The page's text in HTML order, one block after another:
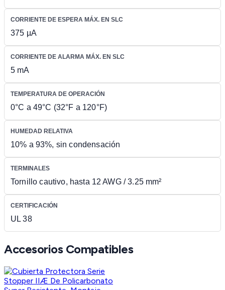
CORRIENTE DE ESPERA MÁX. EN SLC
375 µA
CORRIENTE DE ALARMA MÁX. EN SLC
5 mA
TEMPERATURA DE OPERACIÓN
0°C a 49°C (32°F a 120°F)
HUMEDAD RELATIVA
10% a 93%, sin condensación
TERMINALES
Tornillo cautivo, hasta 12 AWG / 3.25 mm²
CERTIFICACIÓN
UL 38
Accesorios Compatibles